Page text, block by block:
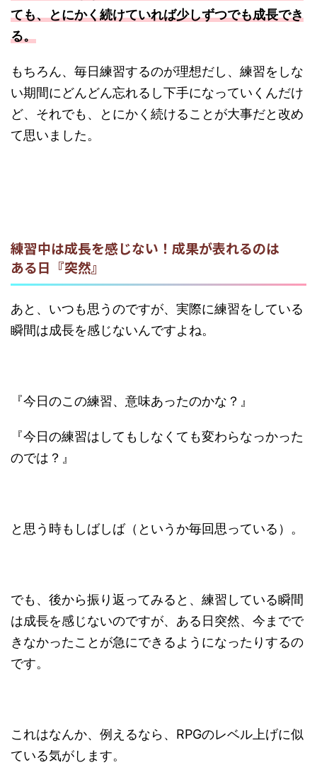
ても、とにかく続けていれば少しずつでも成長でき
る。
もちろん、毎日練習するのが理想だし、練習をしな
い期間にどんどん忘れるし下手になっていくんだけ
ど、それでも、とにかく続けることが大事だと改め
て思いました。
練習中は成長を感じない！成果が表れるのは
ある日『突然』
あと、いつも思うのですが、実際に練習をしている
瞬間は成長を感じないんですよね。
『今日のこの練習、意味あったのかな？』
『今日の練習はしてもしなくても変わらなっかった
のでは？』
と思う時もしばしば（というか毎回思っている）。
でも、後から振り返ってみると、練習している瞬間
は成長を感じないのですが、ある日突然、今までで
きなかったことが急にできるようになったりするの
です。
これはなんか、例えるなら、RPGのレベル上げに似
ている気がします。